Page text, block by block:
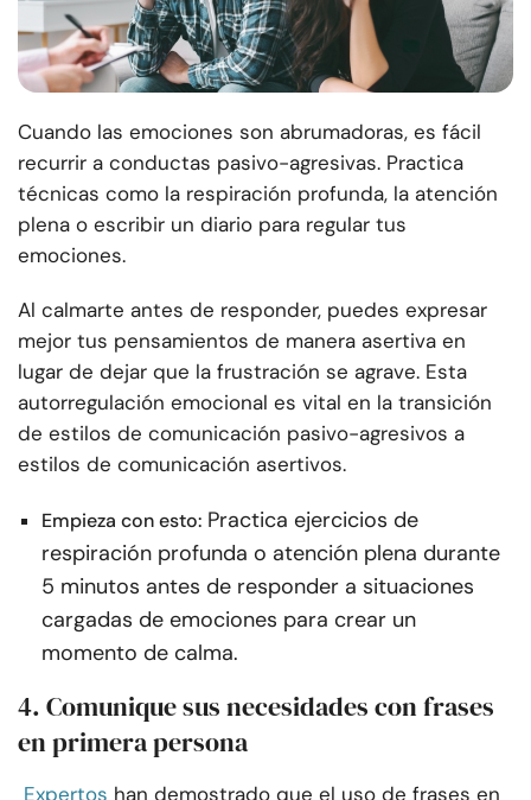
Cuando las emociones son abrumadoras, es fácil
recurrir a conductas pasivo-agresivas. Practica
técnicas como la respiración profunda, la atención
plena o escribir un diario para regular tus
emociones.
Al calmarte antes de responder, puedes expresar
mejor tus pensamientos de manera asertiva en
lugar de dejar que la frustración se agrave. Esta
autorregulación emocional es vital en la transición
de estilos de comunicación pasivo-agresivos a
estilos de comunicación asertivos.
Empieza con esto: Practica ejercicios de
respiración profunda o atención plena durante
5 minutos antes de responder a situaciones
cargadas de emociones para crear un
momento de calma.
4. Comunique sus necesidades con frases
en primera persona
Expertos han demostrado que el uso de frases en